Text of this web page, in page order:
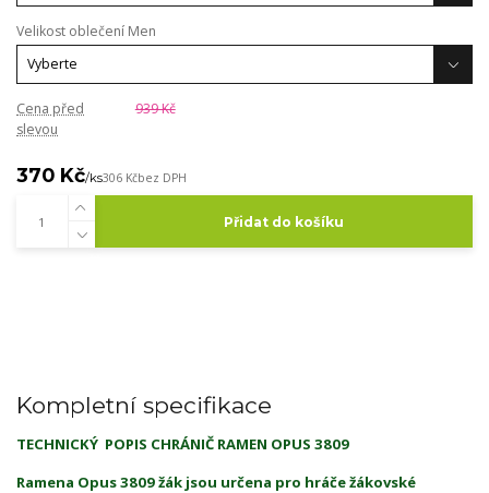
Velikost oblečení Men
Cena před
slevou
939 Kč
370 Kč/ks306 Kčbez DPH
Přidat do košíku
Kompletní specifikace
TECHNICKÝ POPIS CHRÁNIČ RAMEN OPUS 3809
Ramena Opus 3809 žák jsou určena pro hráče žákovské